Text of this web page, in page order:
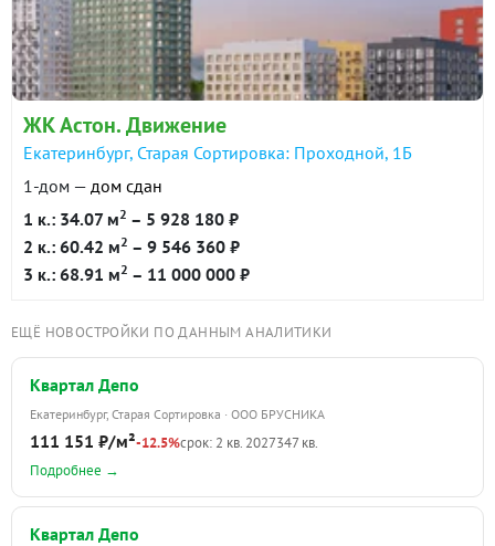
ЖК Астон. Движение
Екатеринбург, Старая Сортировка: Проходной, 1Б
1-дом — дом сдан
1 к.: 34.07 м2 – 5 928 180 ₽
2 к.: 60.42 м2 – 9 546 360 ₽
3 к.: 68.91 м2 – 11 000 000 ₽
ЕЩЁ НОВОСТРОЙКИ ПО ДАННЫМ АНАЛИТИКИ
Квартал Депо
Екатеринбург, Старая Сортировка · ООО БРУСНИКА
111 151 ₽/м²-12.5%срок: 2 кв. 2027347 кв.
Подробнее →
Квартал Депо